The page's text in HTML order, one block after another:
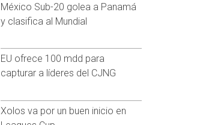
México Sub-20 golea a Panamá
y clasifica al Mundial
EU ofrece 100 mdd para
capturar a líderes del CJNG
Xolos va por un buen inicio en